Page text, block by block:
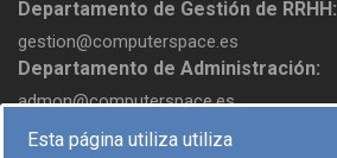
Departamento de Gestión de RRHH:
gestion@computerspace.es
Departamento de Administración:
admon@computerspace.es
Esta página utiliza utiliza